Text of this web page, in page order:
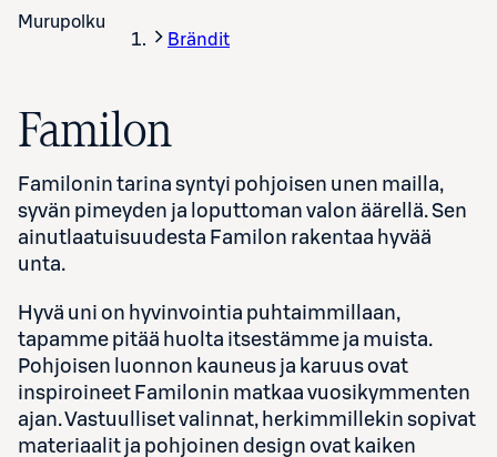
Murupolku
Brändit
Familon
Familonin tarina syntyi pohjoisen unen mailla,
syvän pimeyden ja loputtoman valon äärellä. Sen
ainutlaatuisuudesta Familon rakentaa hyvää
unta.
Hyvä uni on hyvinvointia puhtaimmillaan,
tapamme pitää huolta itsestämme ja muista.
Pohjoisen luonnon kauneus ja karuus ovat
inspiroineet Familonin matkaa vuosikymmenten
ajan. Vastuulliset valinnat, herkimmillekin sopivat
materiaalit ja pohjoinen design ovat kaiken